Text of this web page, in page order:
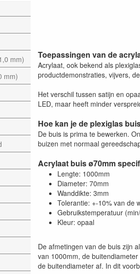
mm)
mm)
Toepassingen van de
Acrylaat, ook bekend als
productdemonstraties, vijvers,
Het verschil tussen satijn en
LED, maar heeft minder
Hoe kan je de plexiglas
De buis is prima te bewerken.
buizen met normaal
Acrylaat buis ø70mm
Lengte: 1000mm
Diameter: 70mm
Wanddikte: 3mm
Tolerantie: +-10% van de
Gebruikstemperatuur
Kleur: opaal
De afmetingen van de buis zijn
van 1000mm, de
de buitendiameter af. In dit